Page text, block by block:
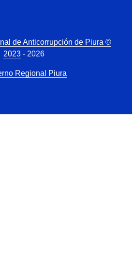
de Anticorrupción de Piura ©
2023- 2026
Regional Piura